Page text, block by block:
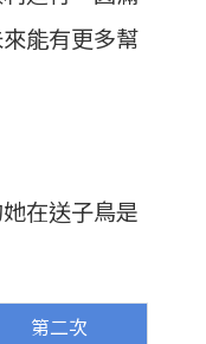
能有更多幫
在送子鳥是
第二次